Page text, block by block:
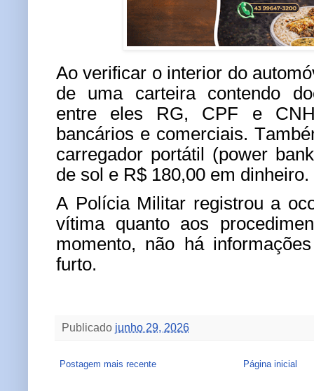
Ao verificar o interior do
de uma carteira contendo
entre eles RG, CPF e
bancários e comerciais.
carregador portátil (power
de sol e R$ 180,00 em dinheiro.
A Polícia Militar registrou a
vítima quanto aos
momento, não há
furto.
Publicado junho 29, 2026
Postagem mais recente Página inicial